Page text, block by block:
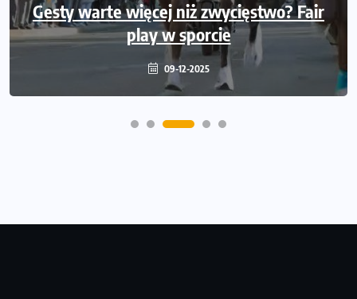
Gesty warte więcej niż zwycięstwo? Fair
play w sporcie
09-12-2025
przykładzie PKO Banku Polskiego i 35.
Biegu Niepodległości
28-11-2025